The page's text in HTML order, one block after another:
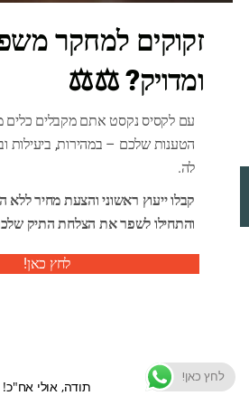
משהו מתבשל! אנחנו עובדים על החנות
2026 By
Rights Reserved.
לחץ כאן!
זקוקים למחקר
ומדויק? ⚖️⚖️
עם לקסיס נקסט אתם מקבלים כלים
הטענות שלכם – במהירות, ביעילות
לה.
קבלו ייעוץ ראשוני והצעת מחיר ללא
והתחילו לשפר את הצלחת התיק
לחץ כאן!
תודה, אולי אח"כ!